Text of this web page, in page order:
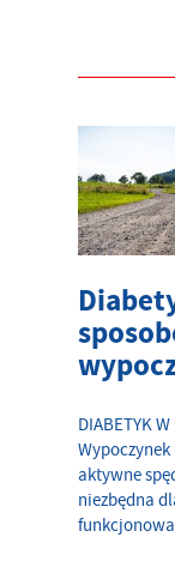
DIABETYK
Wypoczynek
aktywne
niezbędna